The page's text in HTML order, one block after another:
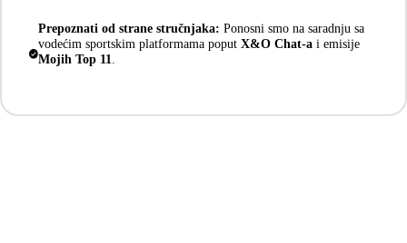
Prepoznati od strane stručnjaka: Ponosni smo na saradnju sa
vodećim sportskim platformama poputX&O Chat-a i emisije
Mojih Top 11.